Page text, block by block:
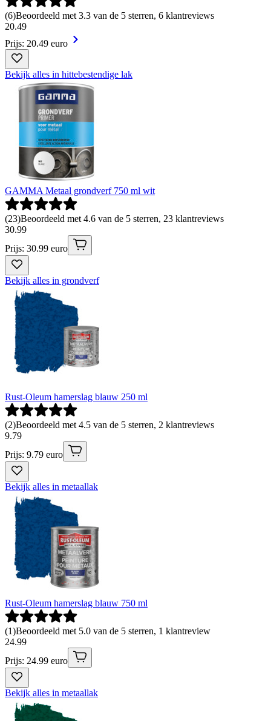
(6)Beoordeeld met 3.3 van de 5 sterren, 6 klantreviews
20.49
Prijs: 20.49 euro
Bekijk alles in hittebestendige lak
GAMMA Metaal grondverf 750 ml wit
(23)Beoordeeld met 4.6 van de 5 sterren, 23 klantreviews
30.99
Prijs: 30.99 euro
Bekijk alles in grondverf
Rust-Oleum hamerslag blauw 250 ml
(2)Beoordeeld met 4.5 van de 5 sterren, 2 klantreviews
9.79
Prijs: 9.79 euro
Bekijk alles in metaallak
Rust-Oleum hamerslag blauw 750 ml
(1)Beoordeeld met 5.0 van de 5 sterren, 1 klantreview
24.99
Prijs: 24.99 euro
Bekijk alles in metaallak